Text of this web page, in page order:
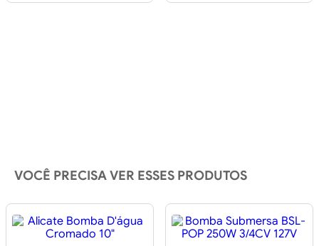
VOCÊ PRECISA VER ESSES PRODUTOS